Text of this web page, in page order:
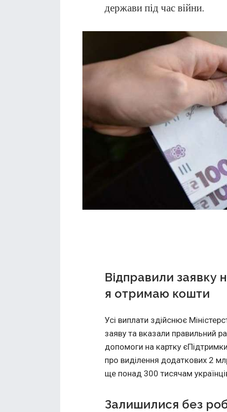
держави під час війни.
Відправили заявку
я отримаю кошти
Усі виплати здійснює
заяву та вказали правильний
допомоги на картку
про виділення додаткових 2
ще понад 300 тисячам
Залишилися без